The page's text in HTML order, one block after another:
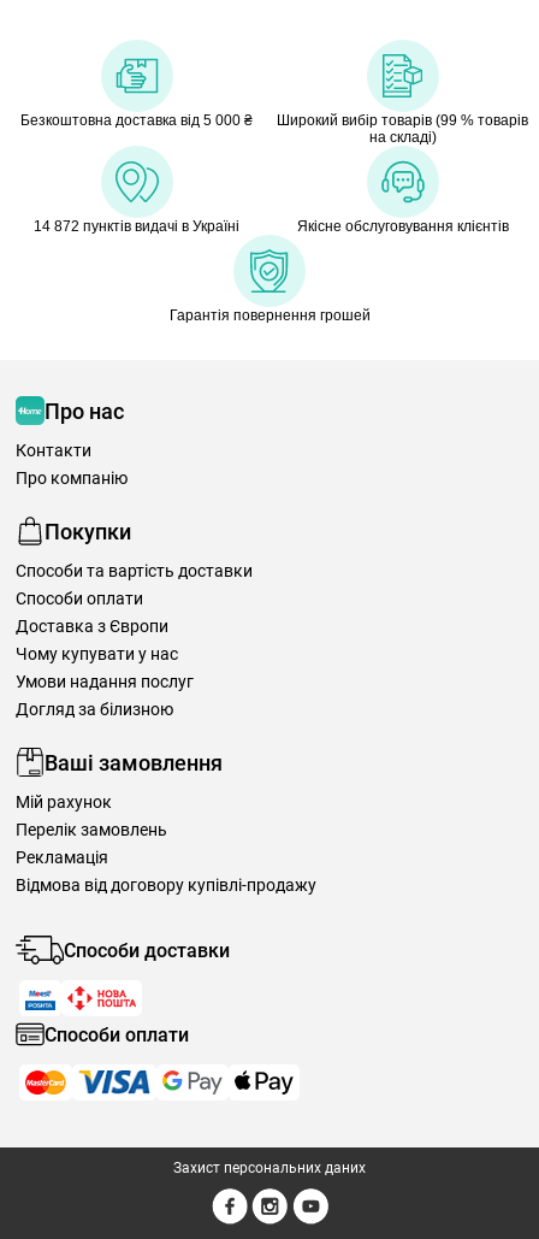
Безкоштовна доставка від 5 000 ₴
Широкий вибір товарів (99 % товарів
на складі)
14 872 пунктів видачі в Україні Якісне обслуговування клієнтів
Гарантія повернення грошей
Про нас
Контакти
Про компанію
Покупки
Способи та вартість доставки
Способи оплати
Доставка з Європи
Чому купувати у нас
Умови надання послуг
Догляд за білизною
Ваші замовлення
Мій рахунок
Перелік замовлень
Рекламація
Відмова від договору купівлі-продажу
Способи доставки
Способи оплати
Захист персональних даних